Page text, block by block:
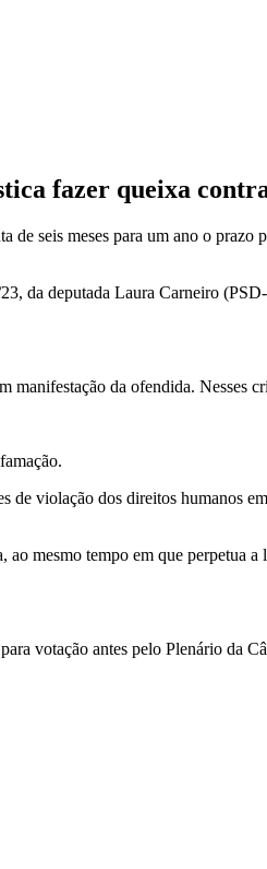
fazer queixa
seis meses para um ano o prazo
da deputada Laura Carneiro
da ofendida. Nesses
de violação dos direitos humanos
mesmo tempo em que perpetua
votação antes pelo Plenário da